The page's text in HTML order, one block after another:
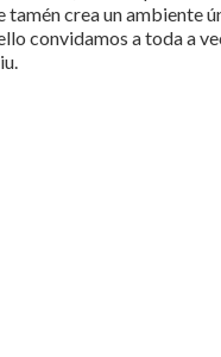
crea un ambiente
convidamos a toda a